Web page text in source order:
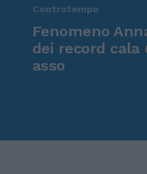
Controtempo
Fenomeno
dei record cala
asso